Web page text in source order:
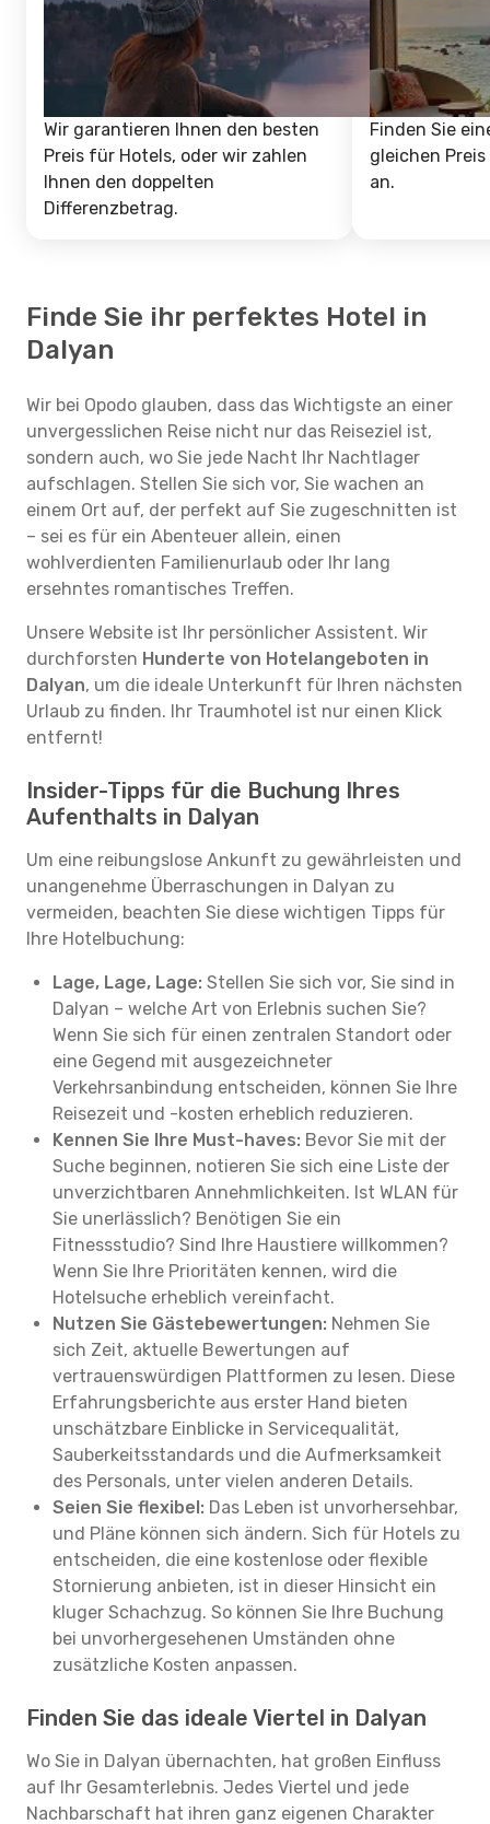
Wir garantieren Ihnen den besten
Preis für Hotels, oder wir zahlen
Ihnen den doppelten
Differenzbetrag.
Finden Sie
gleichen
an.
Finde Sie ihr perfektes Hotel in
Dalyan
Wir bei Opodo glauben, dass das Wichtigste an einer
unvergesslichen Reise nicht nur das Reiseziel ist,
sondern auch, wo Sie jede Nacht Ihr Nachtlager
aufschlagen. Stellen Sie sich vor, Sie wachen an
einem Ort auf, der perfekt auf Sie zugeschnitten ist
– sei es für ein Abenteuer allein, einen
wohlverdienten Familienurlaub oder Ihr lang
ersehntes romantisches Treffen.
Unsere Website ist Ihr persönlicher Assistent. Wir
durchforsten Hunderte von Hotelangeboten in
Dalyan, um die ideale Unterkunft für Ihren nächsten
Urlaub zu finden. Ihr Traumhotel ist nur einen Klick
entfernt!
Insider-Tipps für die Buchung Ihres
Aufenthalts in Dalyan
Um eine reibungslose Ankunft zu gewährleisten und
unangenehme Überraschungen in Dalyan zu
vermeiden, beachten Sie diese wichtigen Tipps für
Ihre Hotelbuchung:
Lage, Lage, Lage: Stellen Sie sich vor, Sie sind in
Dalyan – welche Art von Erlebnis suchen Sie?
Wenn Sie sich für einen zentralen Standort oder
eine Gegend mit ausgezeichneter
Verkehrsanbindung entscheiden, können Sie Ihre
Reisezeit und -kosten erheblich reduzieren.
Kennen Sie Ihre Must-haves: Bevor Sie mit der
Suche beginnen, notieren Sie sich eine Liste der
unverzichtbaren Annehmlichkeiten. Ist WLAN für
Sie unerlässlich? Benötigen Sie ein
Fitnessstudio? Sind Ihre Haustiere willkommen?
Wenn Sie Ihre Prioritäten kennen, wird die
Hotelsuche erheblich vereinfacht.
Nutzen Sie Gästebewertungen: Nehmen Sie
sich Zeit, aktuelle Bewertungen auf
vertrauenswürdigen Plattformen zu lesen. Diese
Erfahrungsberichte aus erster Hand bieten
unschätzbare Einblicke in Servicequalität,
Sauberkeitsstandards und die Aufmerksamkeit
des Personals, unter vielen anderen Details.
Seien Sie flexibel: Das Leben ist unvorhersehbar,
und Pläne können sich ändern. Sich für Hotels zu
entscheiden, die eine kostenlose oder flexible
Stornierung anbieten, ist in dieser Hinsicht ein
kluger Schachzug. So können Sie Ihre Buchung
bei unvorhergesehenen Umständen ohne
zusätzliche Kosten anpassen.
Finden Sie das ideale Viertel in Dalyan
Wo Sie in Dalyan übernachten, hat großen Einfluss
auf Ihr Gesamterlebnis. Jedes Viertel und jede
Nachbarschaft hat ihren ganz eigenen Charakter